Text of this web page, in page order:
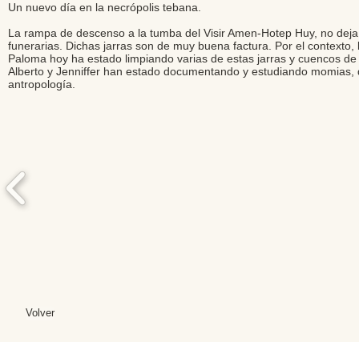
Un nuevo día en la necrópolis tebana.
La rampa de descenso a la tumba del Visir Amen-Hotep Huy, no
funerarias. Dichas jarras son de muy buena factura. Por el
Paloma hoy ha estado limpiando varias de estas jarras y cuencos
Alberto y Jenniffer han estado documentando y estudiando
antropología.
Volver